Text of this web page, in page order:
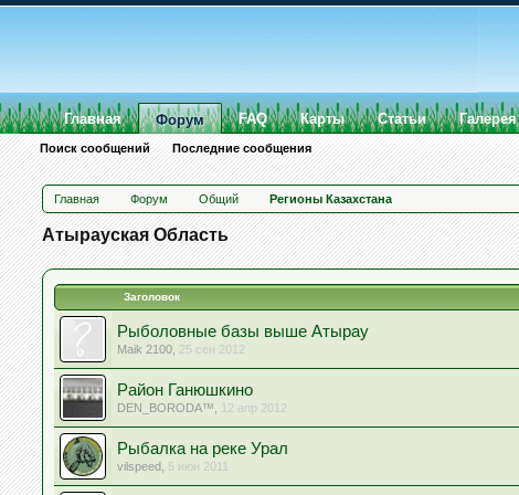
Главная Форум Общий Регионы Казахстана
Атырауская Область
Заголовок
Рыболовные базы выше Атырау
Maik 2100 25 сен 2012
Район Ганюшкино
DEN_BORODA™ 12 апр 2012
Рыбалка на реке Урал
vilspeed 5 июн 2011
Главная Форум
Поиск сообщений Последние сообщения
FAQ Карты Статьи Галерея